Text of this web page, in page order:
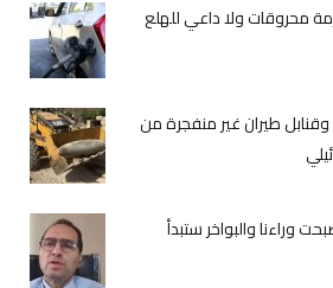
محروقات ولا داعي للهلع
طيران غير منفجرة من
وراءنا والبواخر ستبدأ